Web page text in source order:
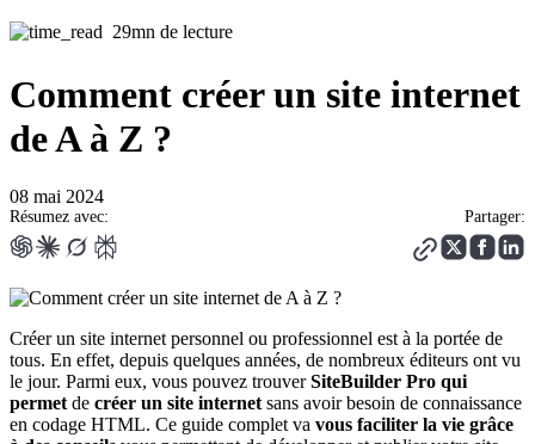
29mn de lecture
Comment créer un site internet
de A à Z ?
08 mai 2024
Résumez avec: Partager:
Créer un site internet personnel ou professionnel est à la portée de
tous. En effet, depuis quelques années, de nombreux éditeurs ont vu
le jour. Parmi eux, vous pouvez trouverSiteBuilder Pro qui
permet de créer un site internet sans avoir besoin de connaissance
en codage HTML. Ce guide complet va vous faciliter la vie grâce